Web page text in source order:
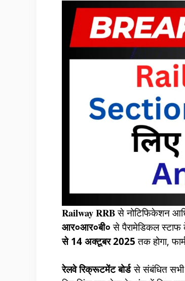
Railway RRBसे नोटिफिकेशन
आर०आर०बी० से पैरामेडिकल स्टाफ
से 14 अक्टूबर 2025तक होगा,
रेलवे रिक्रूटमेंट बोर्डसे संबंधित सभी